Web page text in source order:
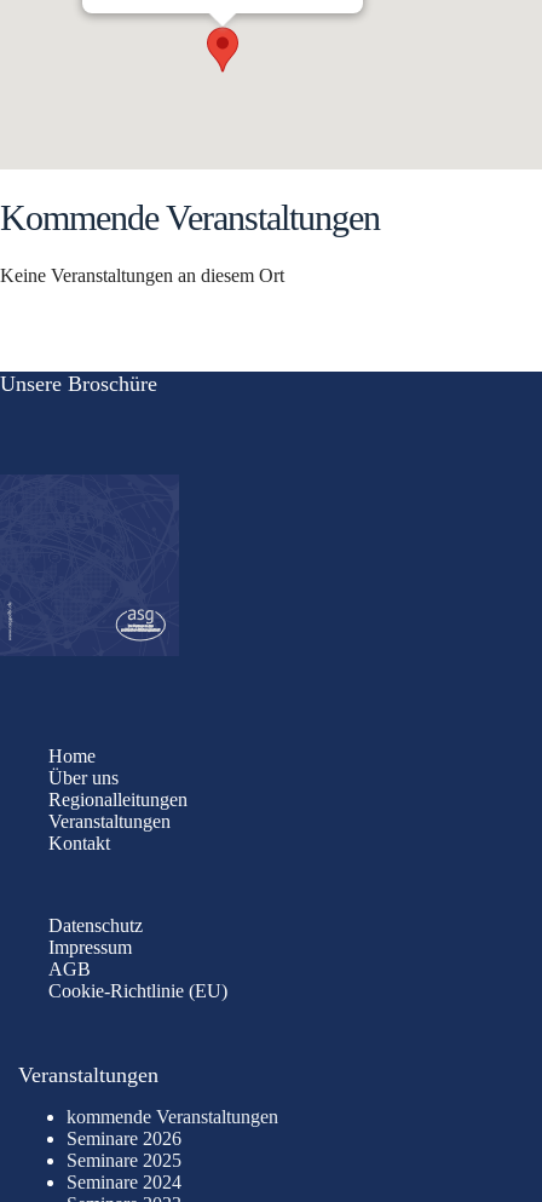
Kommende Veranstaltungen
Keine Veranstaltungen an diesem Ort
Unsere Broschüre
Home
Über uns
Regionalleitungen
Veranstaltungen
Kontakt
Datenschutz
Impressum
AGB
Cookie-Richtlinie (EU)
Veranstaltungen
kommende Veranstaltungen
Seminare 2026
Seminare 2025
Seminare 2024